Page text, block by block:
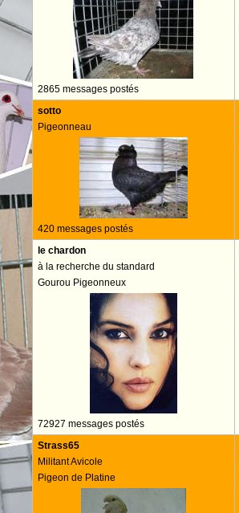
2865 messages postés
sotto
Pigeonneau
420 messages postés
le chardon
à la recherche du standard
Gourou Pigeonneux
72927 messages postés
Strass65
Militant Avicole
Pigeon de Platine